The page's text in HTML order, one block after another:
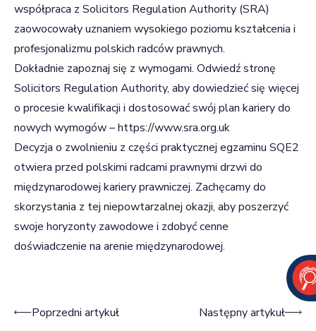
współpraca z Solicitors Regulation Authority (SRA)
zaowocowały uznaniem wysokiego poziomu kształcenia i
profesjonalizmu polskich radców prawnych.
Dokładnie zapoznaj się z wymogami. Odwiedź stronę
Solicitors Regulation Authority, aby dowiedzieć się więcej
o procesie kwalifikacji i dostosować swój plan kariery do
nowych wymogów –https://www.sra.org.uk
Decyzja o zwolnieniu z części praktycznej egzaminu SQE2
otwiera przed polskimi radcami prawnymi drzwi do
międzynarodowej kariery prawniczej. Zachęcamy do
skorzystania z tej niepowtarzalnej okazji, aby poszerzyć
swoje horyzonty zawodowe i zdobyć cenne
doświadczenie na arenie międzynarodowej.
Nawigacja wpisu
Poprzedni artykuł Następny artykuł